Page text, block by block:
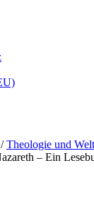
/Theologie und Welt
– Ein